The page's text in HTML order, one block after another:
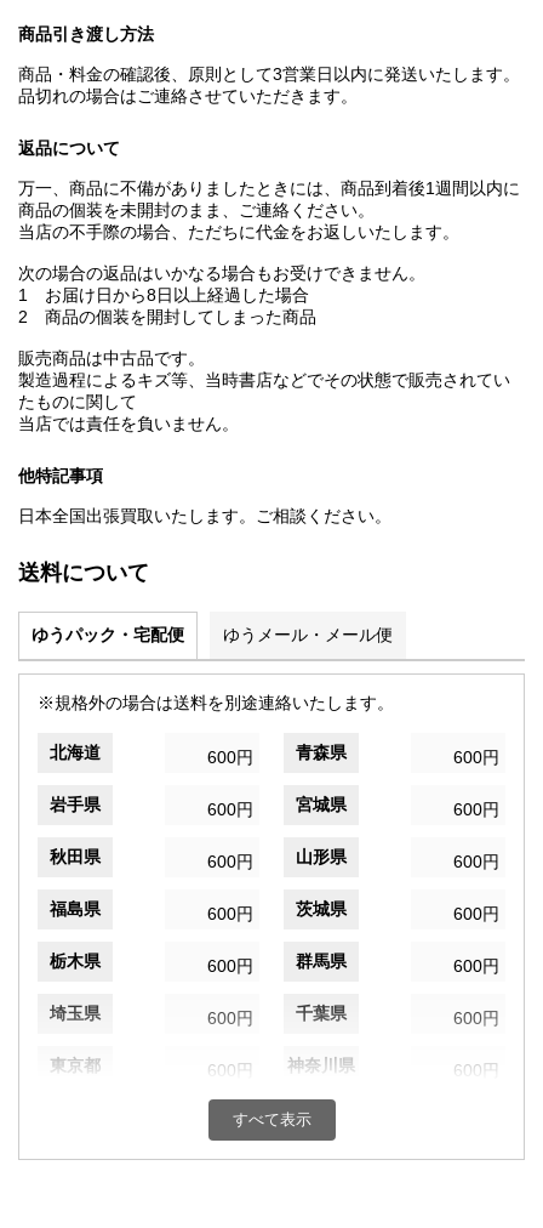
商品引き渡し方法
商品・料金の確認後、原則として3営業日以内に発送いたします。
品切れの場合はご連絡させていただきます。
返品について
万一、商品に不備がありましたときには、商品到着後1週間以内に
商品の個装を未開封のまま、ご連絡ください。
当店の不手際の場合、ただちに代金をお返しいたします。
次の場合の返品はいかなる場合もお受けできません。
1 お届け日から8日以上経過した場合
2 商品の個装を開封してしまった商品
販売商品は中古品です。
製造過程によるキズ等、当時書店などでその状態で販売されてい
たものに関して
当店では責任を負いません。
他特記事項
日本全国出張買取いたします。ご相談ください。
送料について
ゆうパック・宅配便 ゆうメール・メール便
※規格外の場合は送料を別途連絡いたします。
北海道 600円 青森県 600円
岩手県 600円 宮城県 600円
秋田県 600円 山形県 600円
福島県 600円 茨城県 600円
栃木県 600円 群馬県 600円
埼玉県 600円 千葉県 600円
東京都 600円 神奈川県 600円
600円 富山県
すべて表示